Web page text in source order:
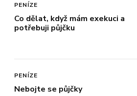
PENÍZE
Co dělat, když mám exekuci a
potřebuji půjčku
PENÍZE
Nebojte se půjčky